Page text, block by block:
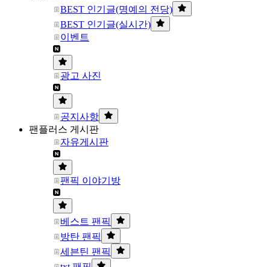
BEST 인기글(명예의 전당)
BEST 인기글(실시간)
이벤트
광고 사진
공지사항
팬플러스 게시판
자유게시판
팬픽 이야기방
베스트 팬픽
방탄 팬픽
세븐틴 팬픽